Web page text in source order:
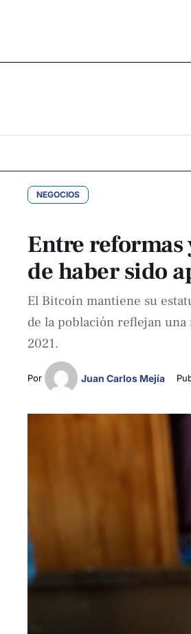
NEGOCIOS
Entre reformas
de haber sido
El Bitcoin mantiene su
de la población reflejan
2021.
Por Juan Carlos Mejía